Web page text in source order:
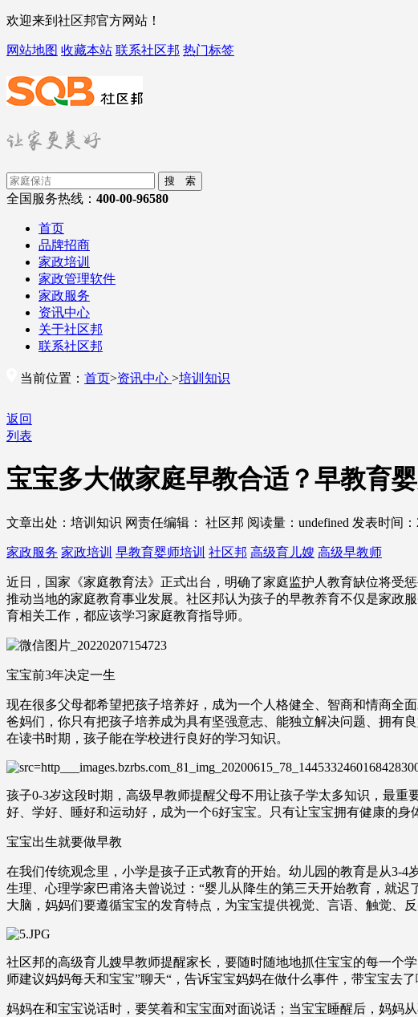
欢迎来到社区邦官方网站！
网站地图 收藏本站 联系社区邦 热门标签
搜 索
全国服务热线： 400-00-96580
首页
品牌招商
家政培训
家政管理软件
家政服务
资讯中心
关于社区邦
联系社区邦
当前位置： 首页>资讯中心 >培训知识
返回
列表
宝宝多大做家庭早教合适？早教育
文章出处：培训知识 网责任编辑： 社区邦 阅读量： undefined 发表时间：
家政服务 家政培训 早教育婴师培训 社区邦 高级育儿嫂 高级早教师
近日，国家《家庭教育法》正式出台，明确了家庭监护人教育缺位将受
推动当地的家庭教育事业发展。社区邦认为孩子的早教养育不仅是家政
育相关工作，都应该学习家庭教育指导师。
宝宝前3年决定一生
现在很多父母都希望把孩子培养好，成为一个人格健全、智商和情商全
爸妈们，你只有把孩子培养成为具有坚强意志、能独立解决问题、拥有
在读书时期，孩子能在学校进行良好的学习知识。
孩子0-3岁这段时期，高级早教师提醒父母不用让孩子学太多知识，最
好、学好、睡好和运动好，成为一个6好宝宝。只有让宝宝拥有健康的身
宝宝出生就要做早教
在我们传统观念里，小学是孩子正式教育的开始。幼儿园的教育是从3-
生理、心理学家巴甫洛夫曾说过：“婴儿从降生的第三天开始教育，就
大脑，妈妈们要遵循宝宝的发育特点，为宝宝提供视觉、言语、触觉、反
社区邦的高级育儿嫂早教师提醒家长，要随时随地地抓住宝宝的每一个
师建议妈妈每天和宝宝”聊天“，告诉宝宝妈妈在做什么事件，带宝宝去了
妈妈在和宝宝说话时，要笑着和宝宝面对面说话；当宝宝睡醒后，妈妈